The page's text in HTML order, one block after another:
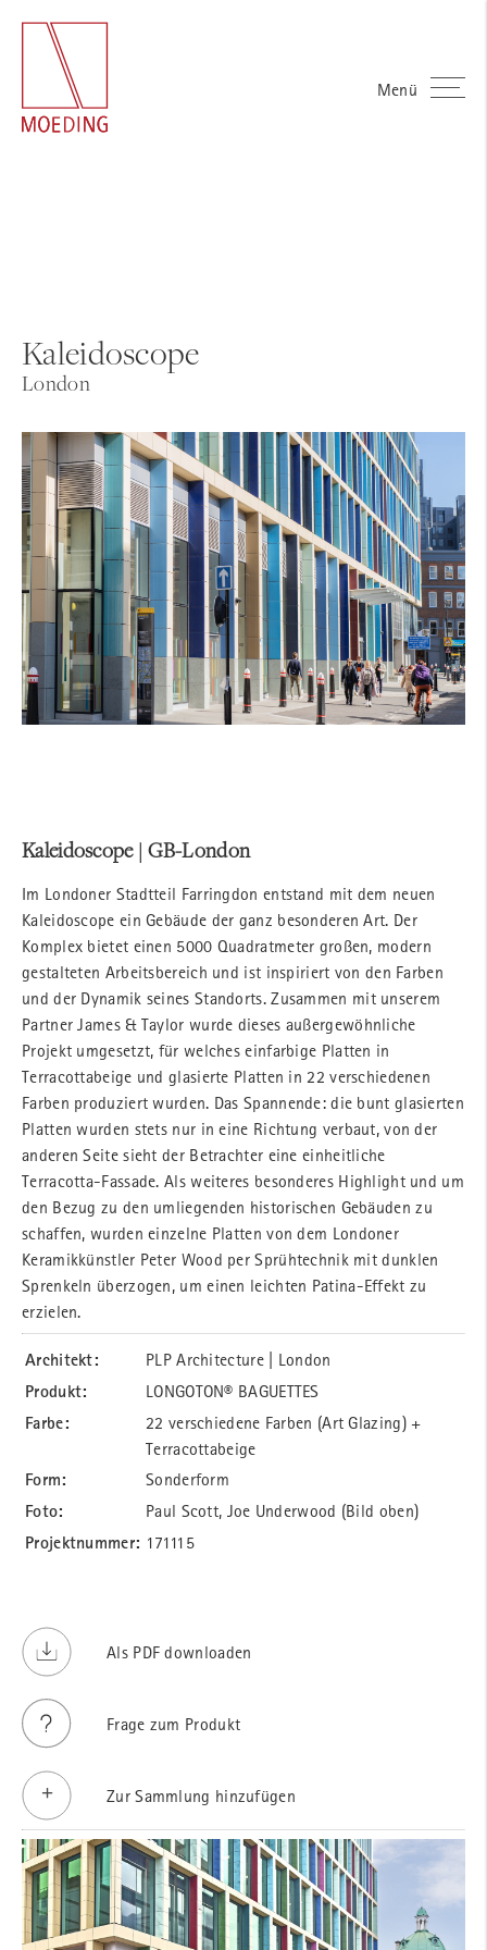
Menü
Kaleidoscope
London
Kaleidoscope | GB-London
Im Londoner Stadtteil Farringdon entstand mit dem neuen
Kaleidoscope ein Gebäude der ganz besonderen Art. Der
Komplex bietet einen 5000 Quadratmeter großen, modern
gestalteten Arbeitsbereich und ist inspiriert von den Farben
und der Dynamik seines Standorts. Zusammen mit unserem
Partner James & Taylor wurde dieses außergewöhnliche
Projekt umgesetzt, für welches einfarbige Platten in
Terracottabeige und glasierte Platten in 22 verschiedenen
Farben produziert wurden. Das Spannende: die bunt glasierten
Platten wurden stets nur in eine Richtung verbaut, von der
anderen Seite sieht der Betrachter eine einheitliche
Terracotta-Fassade. Als weiteres besonderes Highlight und um
den Bezug zu den umliegenden historischen Gebäuden zu
schaffen, wurden einzelne Platten von dem Londoner
Keramikkünstler Peter Wood per Sprühtechnik mit dunklen
Sprenkeln überzogen, um einen leichten Patina-Effekt zu
erzielen.
Architekt: PLP Architecture | London
Produkt: LONGOTON® BAGUETTES
Farbe:
22 verschiedene Farben (Art Glazing) +
Terracottabeige
Form: Sonderform
Foto: Paul Scott, Joe Underwood (Bild oben)
Projektnummer: 171115
Als PDF downloaden
Frage zum Produkt
Zur Sammlung hinzufügen